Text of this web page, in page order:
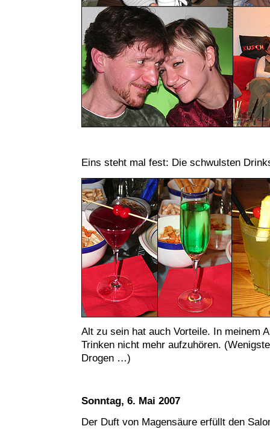
Eins steht mal fest: Die schwulsten
Alt zu sein hat auch Vorteile. In meinem
Trinken nicht mehr aufzuhören.
Drogen …)
Sonntag, 6. Mai 2007
Der Duft von Magensäure erfüllt den